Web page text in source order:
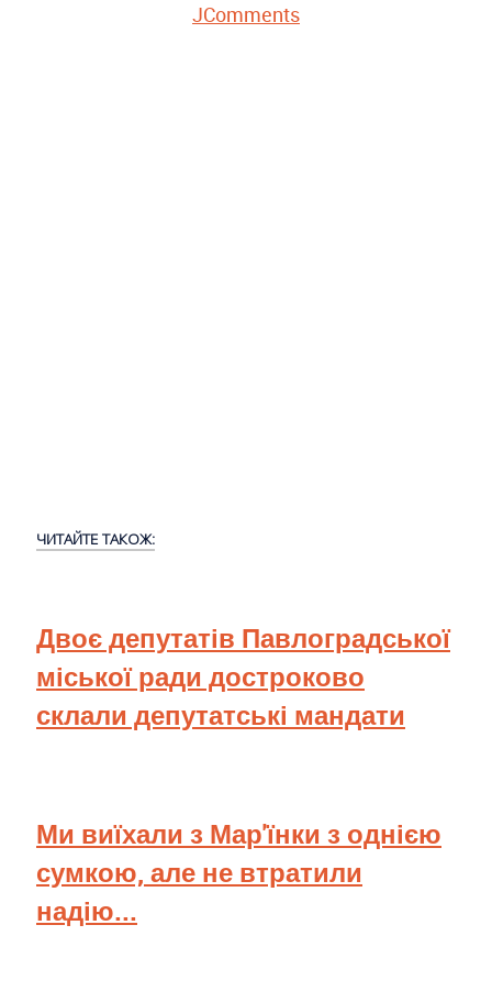
JComments
ЧИТАЙТЕ ТАКОЖ:
Двоє депутатів Павлоградської
міської ради достроково
склали депутатські мандати
Ми виїхали з Мар'їнки з однією
сумкою, але не втратили
надію...